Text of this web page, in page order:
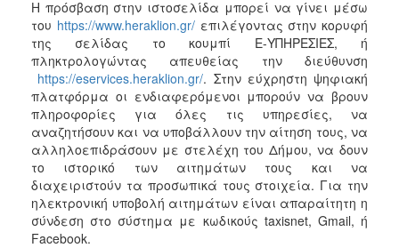
Η πρόσβαση στην ιστοσελίδα μπορεί να γίνει μέσω
του https://www.heraklion.gr/επιλέγοντας στην κορυφή
της σελίδας το κουμπί E-ΥΠΗΡΕΣΙΕΣ, ή
πληκτρολογώντας απευθείας την διεύθυνση
https://eservices.heraklion.gr/. Στην εύχρηστη ψηφιακή
πλατφόρμα οι ενδιαφερόμενοι μπορούν να βρουν
πληροφορίες για όλες τις υπηρεσίες, να
αναζητήσουν και να υποβάλλουν την αίτηση τους, να
αλληλοεπιδράσουν με στελέχη του Δήμου, να δουν
το ιστορικό των αιτημάτων τους και να
διαχειριστούν τα προσωπικά τους στοιχεία. Για την
ηλεκτρονική υποβολή αιτημάτων είναι απαραίτητη η
σύνδεση στο σύστημα με κωδικούς taxisnet, Gmail, ή
Facebook.